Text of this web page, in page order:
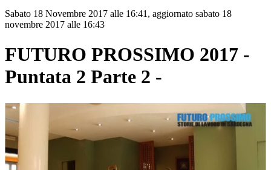
Sabato 18 Novembre 2017 alle 16:41, aggiornato sabato 18
novembre 2017 alle 16:43
FUTURO PROSSIMO 2017 -
Puntata 2 Parte 2 -